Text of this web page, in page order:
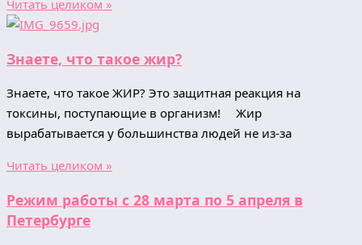
Читать целиком »
Знаете, что такое жир?
Знаете, что такое ЖИР? Это защитная реакция на
токсины, поступающие в организм! ⠀ Жир
вырабатывается у большинства людей не из-за
Читать целиком »
Режим работы с 28 марта по 5 апреля в
Петербурге